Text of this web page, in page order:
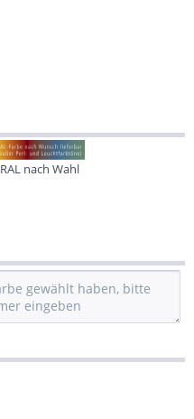
RAL nach Wahl